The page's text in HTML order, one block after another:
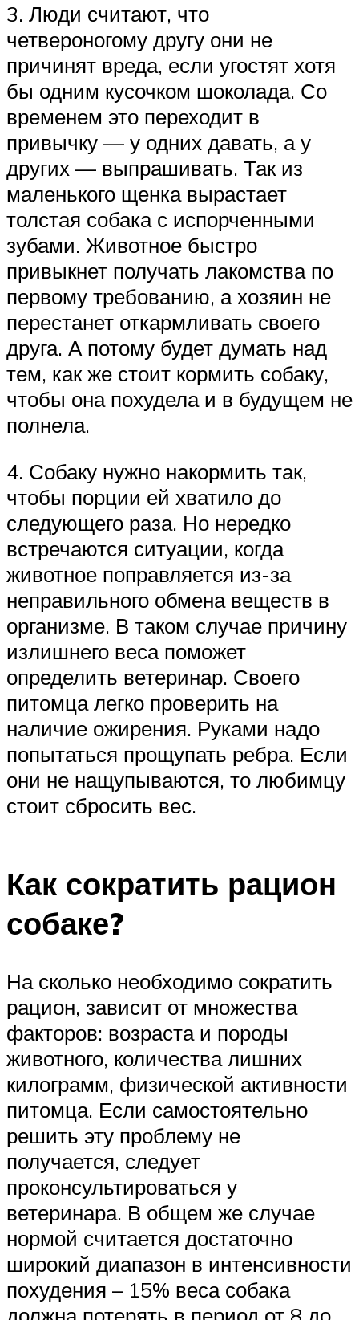
3. Люди считают, что
четвероногому другу они не
причинят вреда, если угостят хотя
бы одним кусочком шоколада. Со
временем это переходит в
привычку — у одних давать, а у
других — выпрашивать. Так из
маленького щенка вырастает
толстая собака с испорченными
зубами. Животное быстро
привыкнет получать лакомства по
первому требованию, а хозяин не
перестанет откармливать своего
друга. А потому будет думать над
тем, как же стоит кормить собаку,
чтобы она похудела и в будущем не
полнела.
4. Собаку нужно накормить так,
чтобы порции ей хватило до
следующего раза. Но нередко
встречаются ситуации, когда
животное поправляется из-за
неправильного обмена веществ в
организме. В таком случае причину
излишнего веса поможет
определить ветеринар. Своего
питомца легко проверить на
наличие ожирения. Руками надо
попытаться прощупать ребра. Если
они не нащупываются, то любимцу
стоит сбросить вес.
Как сократить рацион
собаке?
На сколько необходимо сократить
рацион, зависит от множества
факторов: возраста и породы
животного, количества лишних
килограмм, физической активности
питомца. Если самостоятельно
решить эту проблему не
получается, следует
проконсультироваться у
ветеринара. В общем же случае
нормой считается достаточно
широкий диапазон в интенсивности
похудения – 15% веса собака